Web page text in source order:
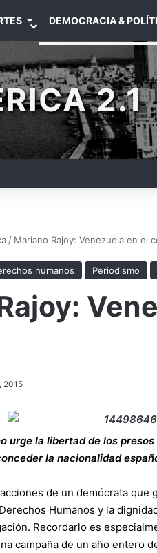
DEMOCRACIA &
2.1
/ Mariano Rajoy: Venezuela en el
humanos Periodismo
2015
urge la libertad de los
la nacionalidad
de un demócrata
Humanos y la
Recordarlo es
campaña de un año entero